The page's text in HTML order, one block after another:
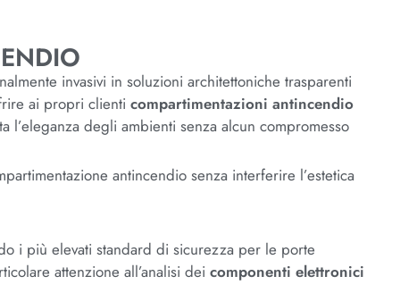
invasivi in soluzioni architettoniche trasparenti
ai propri clienti compartimentazioni antincendio
degli ambienti senza alcun compromesso
antincendio senza interferire l’estetica
i più elevati standard di sicurezza per le porte
attenzione all’analisi dei componenti elettronici